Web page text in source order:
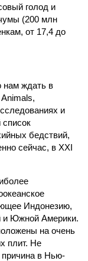
голод и
(200 млн
от 17,4 до
нам ждать в
и
список
бедствий,
сейчас, в XXI
Индонезию,
и Южной Америки.
на очень
плит. Не
в Нью-